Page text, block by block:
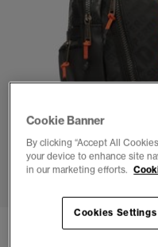
1 2 3
Zaino a stampa
Cookie Banner
By clicking “Accept All
your device to enhance site
in our marketing efforts.
Cookies Settings